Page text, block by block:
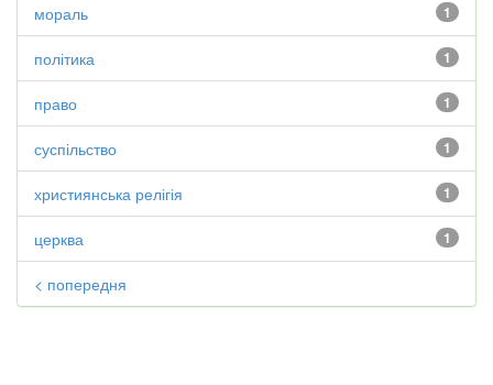
1
мораль
1
політика
1
право
1
суспільство
1
християнська релігія
1
церква
< попередня